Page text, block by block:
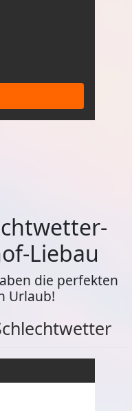
Liebau
die perfekten
Urlaub!